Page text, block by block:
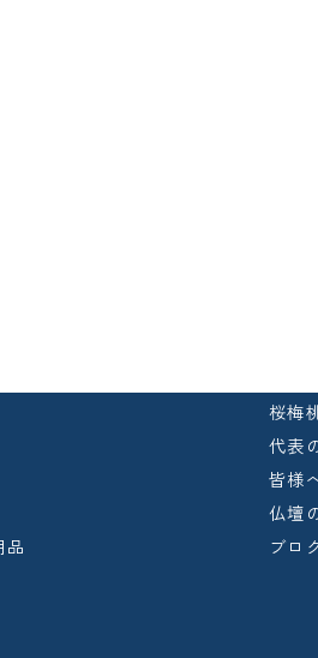
品
桜梅
代表
皆様
仏壇
ブロ